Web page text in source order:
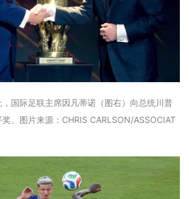
国际足联主席因凡蒂诺（图右）向总统川普
。图片来源：CHRIS CARLSON/ASSOCIAT